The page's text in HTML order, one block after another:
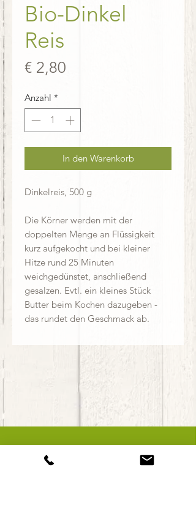
Bio-Dinkel
Reis
€ 2,80
Anzahl *
In den Warenkorb
Dinkelreis, 500 g
Die Körner werden mit der
doppelten Menge an Flüssigkeit
kurz aufgekocht und bei kleiner
Hitze rund 25 Minuten
weichgedünstet, anschließend
gesalzen. Evtl. ein kleines Stück
Butter beim Kochen dazugeben -
das rundet den Geschmack ab.